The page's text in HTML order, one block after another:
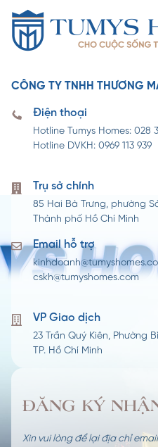
CÔNG TY TNHH THƯƠNG
Điện thoại
Hotline Tumys Homes: 028
Hotline DVKH: 0969 113 939
Trụ sở chính
85 Hai Bà Trưng, phường
Thành phố Hồ Chí Minh
Email hỗ trợ
cskh@tumyshomes.com
VP Giao dịch​
23 Trần Quý Kiên, Phường
TP. Hồ Chí Minh
ĐĂNG KÝ
Xin vui lòng để lại địa chỉ